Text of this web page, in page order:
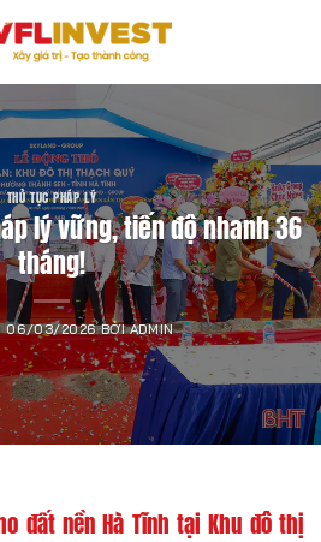
THỦ TỤC PHÁP LÝ
lý vững, tiến độ nhanh 36
tháng!
06/03/2026 BỞIADMIN
đất nền Hà Tĩnh tại Khu đô thị